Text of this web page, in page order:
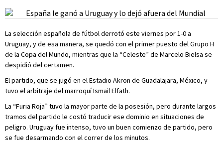
La selección española de fútbol derrotó este viernes por 1-0 a
Uruguay, y de esa manera, se quedó con el primer puesto del Grupo H
de la Copa del Mundo, mientras que la “Celeste” de Marcelo Bielsa se
despidió del certamen.
El partido, que se jugó en el Estadio Akron de Guadalajara, México, y
tuvo el arbitraje del marroquí Ismail Elfath.
La “Furia Roja” tuvo la mayor parte de la posesión, pero durante largos
tramos del partido le costó traducir ese dominio en situaciones de
peligro. Uruguay fue intenso, tuvo un buen comienzo de partido, pero
se fue desarmando con el correr de los minutos.